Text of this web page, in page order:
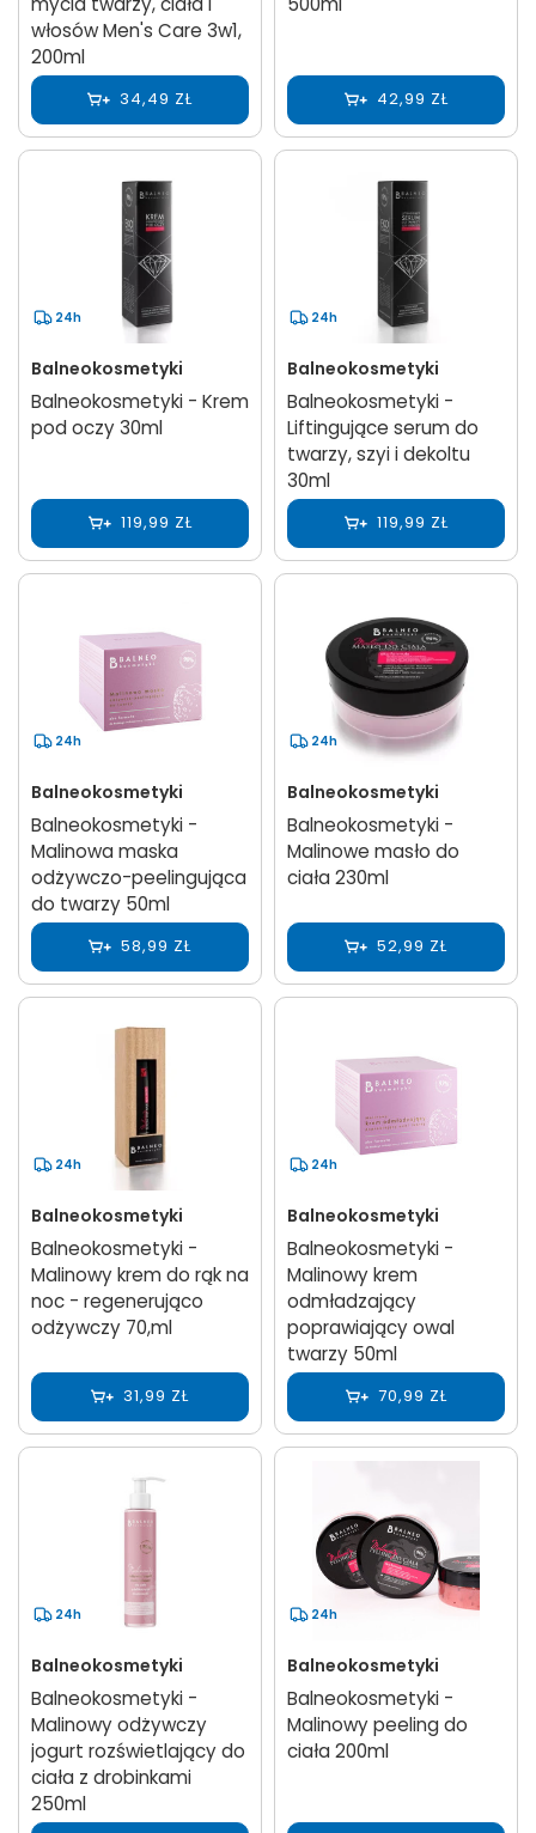
włosów Men's Care 3w1,
200ml
34,49 ZŁ 42,99 ZŁ
24h
Balneokosmetyki
Balneokosmetyki - Krem
pod oczy 30ml
119,99 ZŁ
24h
Balneokosmetyki
Balneokosmetyki -
Liftingujące serum do
twarzy, szyi i dekoltu
30ml
119,99 ZŁ
24h
Balneokosmetyki
Balneokosmetyki -
Malinowa maska
odżywczo-peelingująca
do twarzy 50ml
58,99 ZŁ
24h
Balneokosmetyki
Balneokosmetyki -
Malinowe masło do
ciała 230ml
52,99 ZŁ
24h
Balneokosmetyki
Balneokosmetyki -
Malinowy krem do rąk na
noc - regenerująco
odżywczy 70,ml
31,99 ZŁ
24h
Balneokosmetyki
Balneokosmetyki -
Malinowy krem
odmładzający
poprawiający owal
twarzy 50ml
70,99 ZŁ
24h
Balneokosmetyki
Balneokosmetyki -
Malinowy odżywczy
jogurt rozświetlający do
ciała z drobinkami
250ml
24h
Balneokosmetyki
Balneokosmetyki -
Malinowy peeling do
ciała 200ml